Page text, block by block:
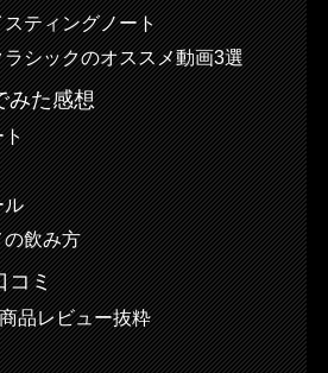
ティングノート
シックのオススメ動画3選
みた感想
ト
ル
飲み方
コミ
品レビュー抜粋